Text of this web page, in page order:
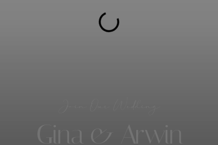
Gina & Arwin